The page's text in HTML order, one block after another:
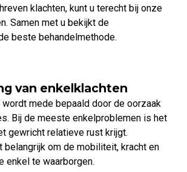
klachten, kunt u terecht bij onze
Samen met u bekijkt de
beste behandelmethode.
van enkelklachten
wordt mede bepaald door de oorzaak
Bij de meeste enkelproblemen is het
gewricht relatieve rust krijgt.
belangrijk om de mobiliteit, kracht en
enkel te waarborgen.